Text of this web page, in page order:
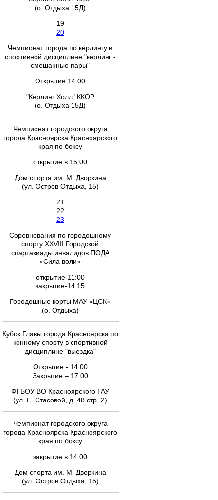
(о. Отдыха 15Д)
19
20
Чемпионат города по кёрлингу в
спортивной дисциплине "кёрлинг -
смешанные пары"
Открытие 14:00
"Керлинг Холл" ККОР
(о. Отдыха 15Д)
Чемпионат городского округа
города Красноярска Красноярского
края по боксу
открытие в 15:00
Дом спорта им. М. Дворкина
(ул. Остров Отдыха, 15)
21
22
23
Соревнования по городошному
спорту XXVIII Городской
спартакиады инвалидов ПОДА
«Сила воли»
открытие-11:00
закрытие-14:15
Городошные корты МАУ «ЦСК»
(о. Отдыха)
Кубок Главы города Красноярска по
конному спорту в спортивной
дисциплине "выездка"
Открытие - 14:00
Закрытие – 17:00
ФГБОУ ВО Красноярского ГАУ
(ул. Е. Стасовой, д. 48 стр. 2)
Чемпионат городского округа
города Красноярска Красноярского
края по боксу
закрытие в 14:00
Дом спорта им. М. Дворкина
(ул. Остров Отдыха, 15)